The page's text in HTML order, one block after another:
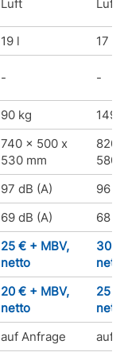
Luft Luft
19 l
17 l
- -
90 kg
149
740 x 500 x
530 mm
820
580
97 dB (A)
96
69 dB (A)
68
25 € + MBV,
netto
30 €
20 € + MBV,
netto
25 €
auf Anfrage auf